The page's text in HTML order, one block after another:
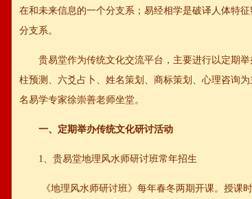
在和未来信息的一个分支系；易经相学是破译人体特
分支系。
贵易堂作为传统文化交流平台，主要进行以定期
柱预测、六爻占卜、姓名策划、商标策划、心理咨询
名易学专家徐崇善老师坐堂。
一、定期举办传统文化研讨活动
1、贵易堂地理风水师研讨班常年招生
《地理风水师研讨班》每年春冬两期开课。授课时